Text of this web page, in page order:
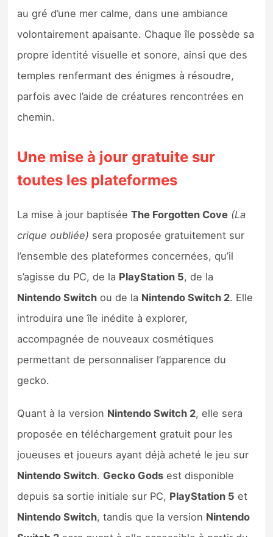
au gré d’une mer calme, dans une ambiance
volontairement apaisante. Chaque île possède sa
propre identité visuelle et sonore, ainsi que des
temples renfermant des énigmes à résoudre,
parfois avec l’aide de créatures rencontrées en
chemin.
Une mise à jour gratuite sur
toutes les plateformes
La mise à jour baptiséeThe Forgotten Cove (La
crique oubliée) sera proposée gratuitement sur
l’ensemble des plateformes concernées, qu’il
s’agisse du PC, de la PlayStation 5, de la
Nintendo Switch ou de la Nintendo Switch 2. Elle
introduira une île inédite à explorer,
accompagnée de nouveaux cosmétiques
permettant de personnaliser l’apparence du
gecko.
Quant à la version Nintendo Switch 2, elle sera
proposée en téléchargement gratuit pour les
joueuses et joueurs ayant déjà acheté le jeu sur
Nintendo Switch. Gecko Gods est disponible
depuis sa sortie initiale sur PC, PlayStation 5 et
Nintendo Switch, tandis que la version Nintendo